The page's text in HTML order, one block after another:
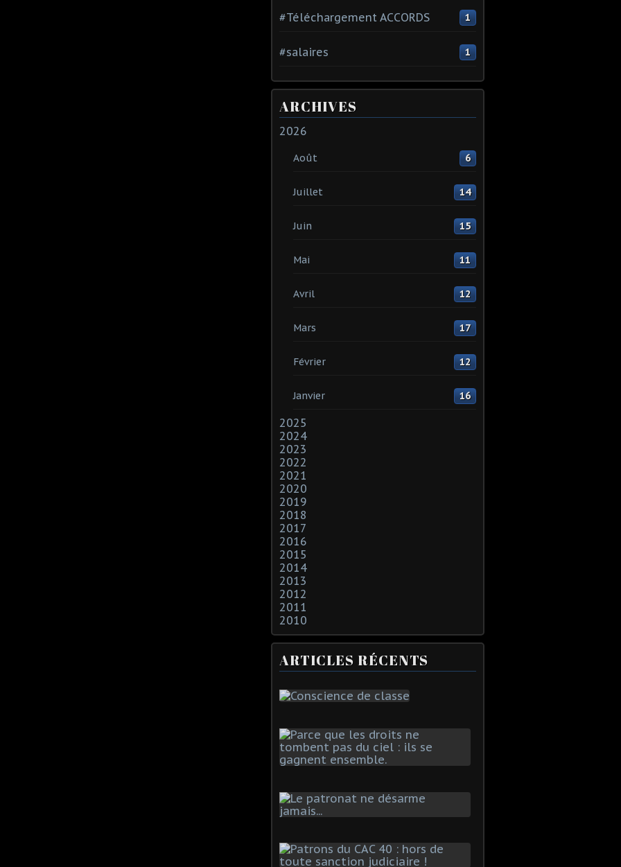
#Téléchargement ACCORDS 1
#salaires 1
ARCHIVES
2026
Août 6
Juillet 14
Juin 15
Mai 11
Avril 12
Mars 17
Février 12
Janvier 16
2025
2024
2023
2022
2021
2020
2019
2018
2017
2016
2015
2014
2013
2012
2011
2010
ARTICLES RÉCENTS